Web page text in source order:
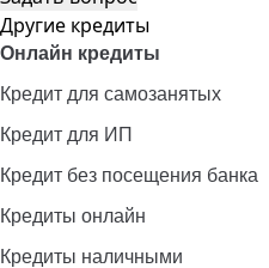
Другие кредиты
Онлайн кредиты
Кредит для самозанятых
Кредит для ИП
Кредит без посещения банка
Кредиты онлайн
Кредиты наличными